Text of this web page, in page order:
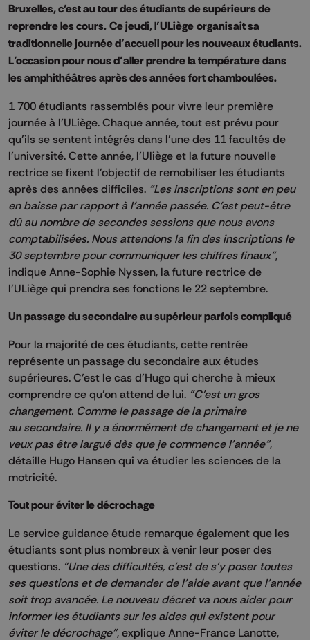
Bruxelles, c’est au tour des étudiants de supérieurs de
reprendre les cours.Ce jeudi, l’ULiègeorganisait sa
traditionnelle journée d’accueil pour les nouveaux étudiants.
L’occasion pour nous d’aller prendre la température dans
les amphithéâtres après des années fort chamboulées.
1 700 étudiants rassemblés pour vivre leur première
journée à l’ULiège. Chaque année, tout est prévu pour
qu’ils se sentent intégrés dans l’une des 11 facultés de
l’université. Cette année, l’Uliège et la future nouvelle
rectrice se fixent l’objectif de remobiliser les étudiants
après des années difficiles. "Les inscriptions sont en peu
en baisse par rapport à l'année passée. C'est peut-être
dû au nombre de secondes sessions que nous avons
comptabilisées. Nous attendons la fin des inscriptions le
30 septembre pour communiquer les chiffres finaux",
indique Anne-Sophie Nyssen, la future rectrice de
l’ULiège qui prendra ses fonctions le 22 septembre.
Un passage du secondaire au supérieur parfois compliqué
Pour la majorité de ces étudiants, cette rentrée
représente un passage du secondaire aux études
supérieures. C’est le cas d’Hugo qui cherche à mieux
comprendre ce qu’on attend de lui. "C'est un gros
changement. Comme le passage de la primaire
au secondaire. Il y a énormément de changement et je ne
veux pas être largué dès que je commence l'année",
détaille Hugo Hansen qui va étudier les sciences de la
motricité.
Tout pour éviter le décrochage
Le service guidance étude remarque également que les
étudiants sont plus nombreux à venir leur poser des
questions. "Une des difficultés, c'est de s'y poser toutes
ses questions et de demander de l'aide avant que l'année
soit trop avancée. Le nouveau décret va nous aider pour
informer les étudiants sur les aides qui existent pour
éviter le décrochage", explique Anne-France Lanotte,